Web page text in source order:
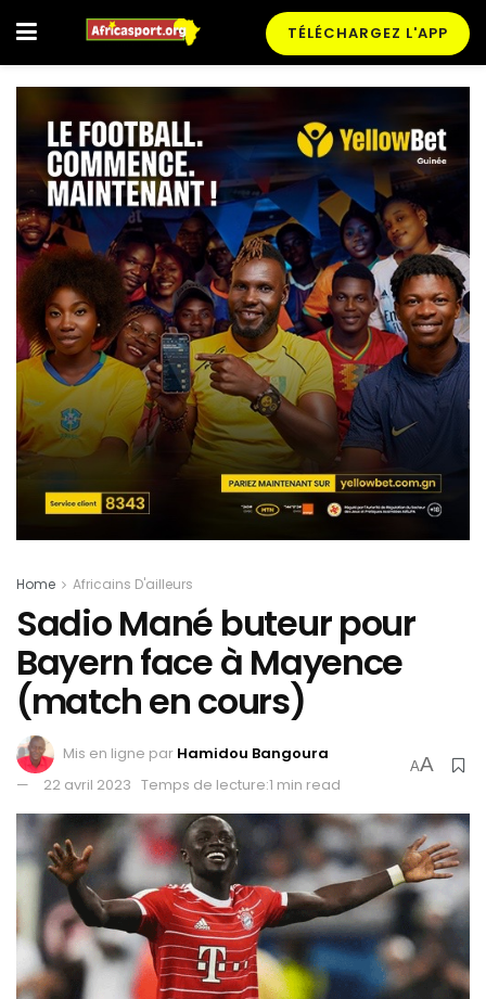
TÉLÉCHARGEZ L'APP
Home Africains D'ailleurs
Sadio Mané buteur pour
Bayern face à Mayence
(match en cours)
Mis en ligne par Hamidou Bangoura
22 avril 2023 Temps de lecture:1 min read
AA